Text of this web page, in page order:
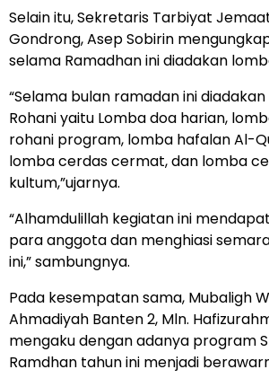
Selain itu, Sekretaris Tarbiyat
Gondrong, Asep Sobirin
selama Ramadhan ini diadakan
“Selama bulan ramadan ini
Rohani yaitu Lomba doa harian,
rohani program, lomba hafalan Al-
lomba cerdas cermat, dan lomba
kultum,”ujarnya.
“Alhamdulillah kegiatan ini
para anggota dan menghiasi
ini,” sambungnya.
Pada kesempatan sama, Mubaligh
Ahmadiyah Banten 2, Mln.
mengaku dengan adanya program
Ramdhan tahun ini menjadi